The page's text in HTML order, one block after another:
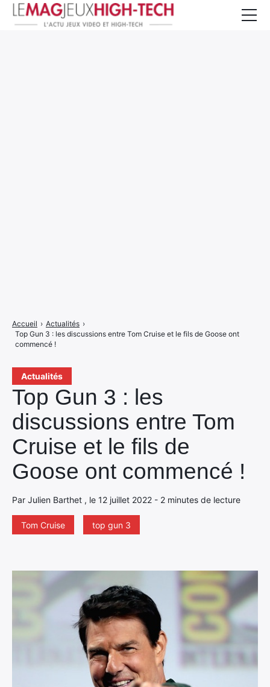
Actualités
Top Gun 3 : les
discussions entre Tom
Cruise et le fils de
Goose ont commencé !
Par Julien Barthet , le 12 juillet 2022 - 2 minutes de lecture
Tom Cruise top gun 3
Accueil › Actualités ›
Top Gun 3 : les discussions entre Tom Cruise et le fils de Goose ont
commencé !